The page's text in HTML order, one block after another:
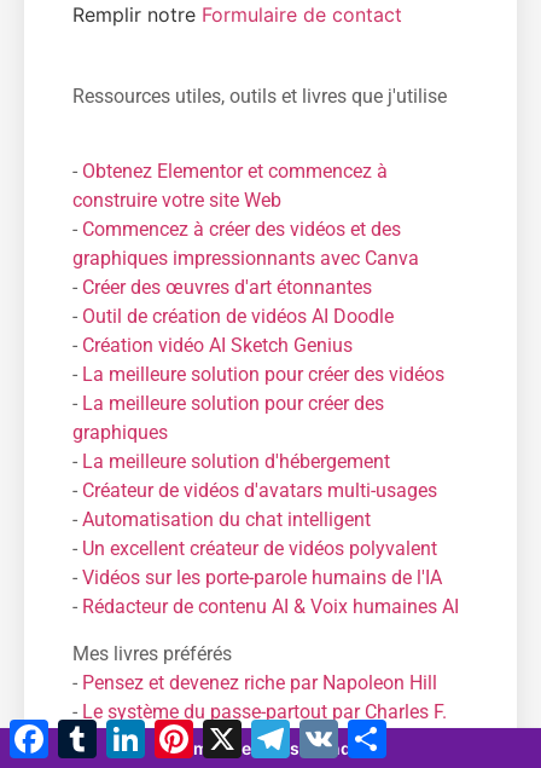
Remplir notre Formulaire de contact
Ressources utiles, outils et livres que j'utilise
- Obtenez Elementor et commencez à
construire votre site Web
- Commencez à créer des vidéos et des
graphiques impressionnants avec Canva
- Créer des œuvres d'art étonnantes
- Outil de création de vidéos AI Doodle
- Création vidéo AI Sketch Genius
- La meilleure solution pour créer des vidéos
- La meilleure solution pour créer des
graphiques
- La meilleure solution d'hébergement
- Créateur de vidéos d'avatars multi-usages
- Automatisation du chat intelligent
- Un excellent créateur de vidéos polyvalent
- Vidéos sur les porte-parole humains de l'IA
- Rédacteur de contenu AI & Voix humaines AI
Mes livres préférés
- Pensez et devenez riche par Napoleon Hill
- Le système du passe-partout par Charles F.
Haanel
Facebook
TumblrLinkedInPinterest
X Télégramme
VK Partager
7 minutes 48 seconds